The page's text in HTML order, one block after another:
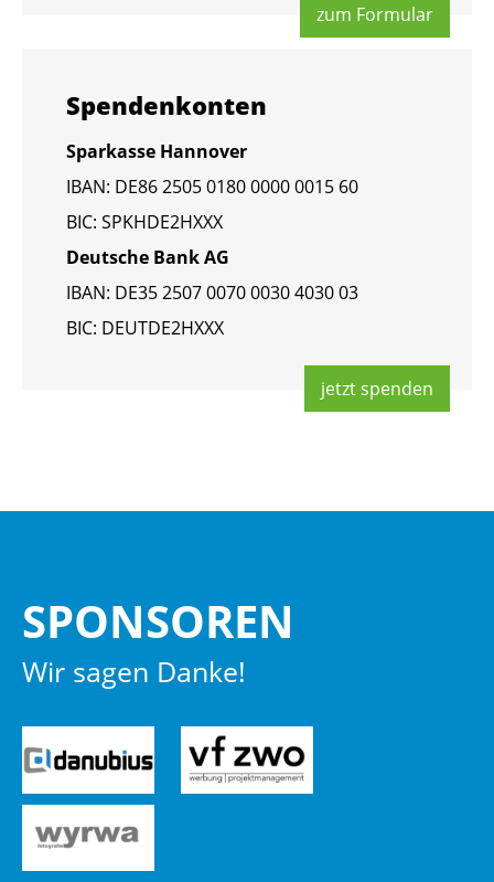
zum For­mu­lar
Spen­den­kon­ten
Spar­kas­se Han­no­ver
IBAN: DE86 2505 0180 0000 0015 60
BIC: SPKHDE2HXXX
Deut­sche Bank AG
IBAN: DE35 2507 0070 0030 4030 03
BIC: DEUT­DE2HXXX
jetzt spen­den
SPON­SO­REN
Wir sagen Danke!